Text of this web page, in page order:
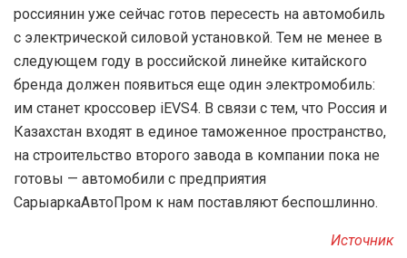
россиянин уже сейчас готов пересесть на автомобиль
с электрической силовой установкой. Тем не менее в
следующем году в российской линейке китайского
бренда должен появиться еще один электромобиль:
им станет кроссовер iEVS4. В связи с тем, что Россия и
Казахстан входят в единое таможенное пространство,
на строительство второго завода в компании пока не
готовы — автомобили с предприятия
СарыаркаАвтоПром к нам поставляют беспошлинно.
Источник